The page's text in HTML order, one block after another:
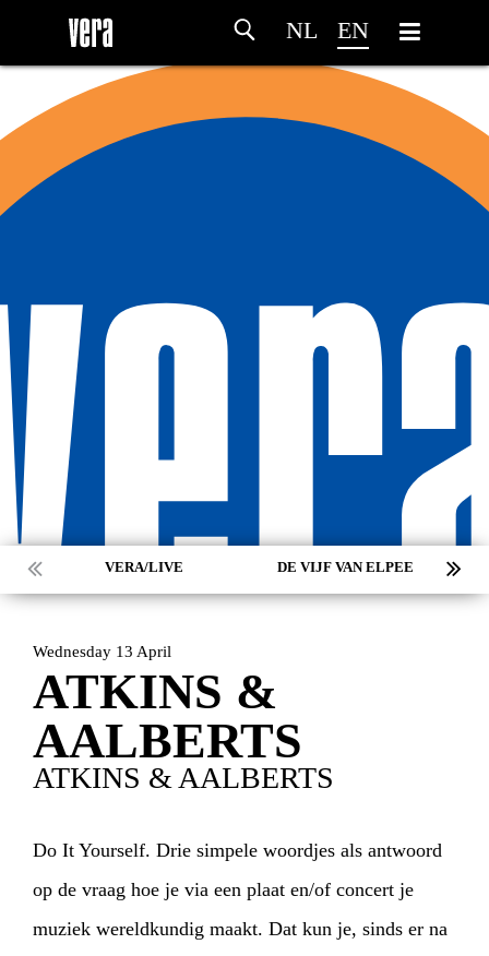
NL EN
VERA/LIVE DE VIJF VAN ELPEE
Wednesday 13 April
ATKINS &
AALBERTS
ATKINS & AALBERTS
Do It Yourself. Drie simpele woordjes als antwoord
op de vraag hoe je via een plaat en/of concert je
muziek wereldkundig maakt. Dat kun je, sinds er na